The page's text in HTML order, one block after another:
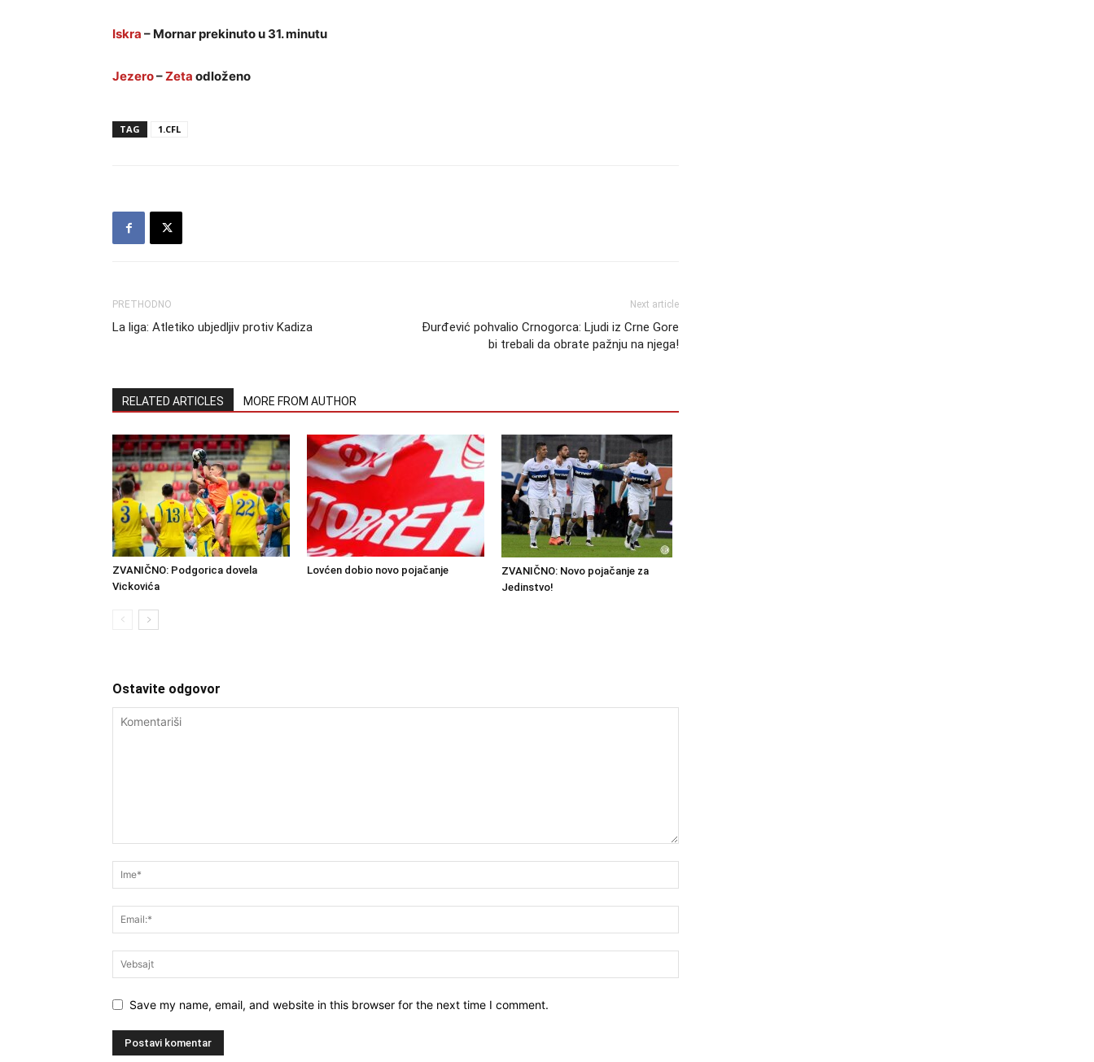
Iskra – Mornar prekinuto u 31. minutu
Jezero–Zeta odloženo
TAG 1.CFL
PRETHODNO
La liga: Atletiko ubjedljiv protiv Kadiza
Next article
Đurđević pohvalio Crnogorca: Ljudi iz Crne Gore
bi trebali da obrate pažnju na njega!
RELATED ARTICLES MORE FROM AUTHOR
ZVANIČNO: Podgorica dovela
Vickovića
Lovćen dobio novo pojačanje
ZVANIČNO: Novo pojačanje za
Jedinstvo!
Ostavite odgovor
Save my name, email, and website in this browser for the next time I comment.